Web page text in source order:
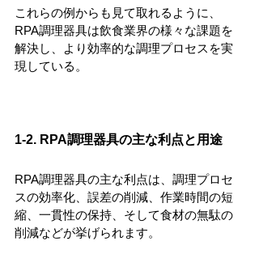
これらの例からも見て取れるように、
RPA調理器具は飲食業界の様々な課題を
解決し、より効率的な調理プロセスを実
現している。
1-2. RPA調理器具の主な利点と用途
RPA調理器具の主な利点は、調理プロセ
スの効率化、誤差の削減、作業時間の短
縮、一貫性の保持、そして食材の無駄の
削減などが挙げられます。